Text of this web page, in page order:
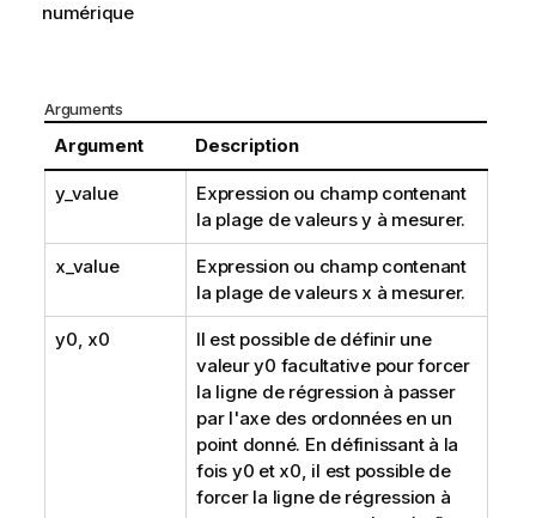
numérique
Arguments
Argument Description
y_value
Expression ou champ contenant
la plage de valeursyà mesurer.
x_value
Expression ou champ contenant
la plage de valeurs x à mesurer.
y0, x0
Il est possible de définir une
valeury0 facultative pour forcer
la ligne de régression à passer
par l'axe des ordonnées en un
point donné. En définissant à la
fois y0 et x0, il est possible de
forcer la ligne de régression à